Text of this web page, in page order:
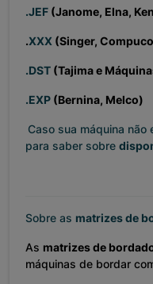
.JEF (Janome, Elna,
.XXX (Singer,
.DST (Tajima e
.EXP (Bernina, Melco)
Caso sua máquina
para saber sobre
Sobre as matrizes de
As matrizes de
máquinas de bordar